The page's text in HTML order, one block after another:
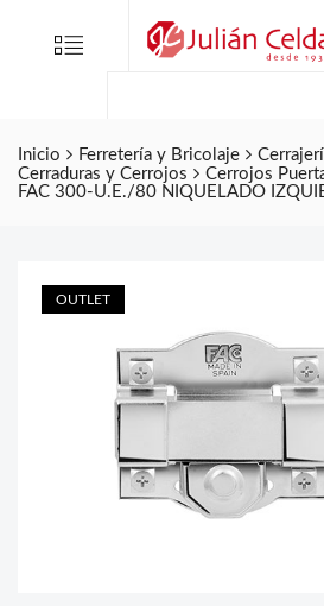
Menu
Inicio Ferretería y Bricolaje
Cerraduras y Cerrojos
Cerrojos
FAC 300-U.E./80 NIQUELADO
OUTLET
Folletos
Contacto